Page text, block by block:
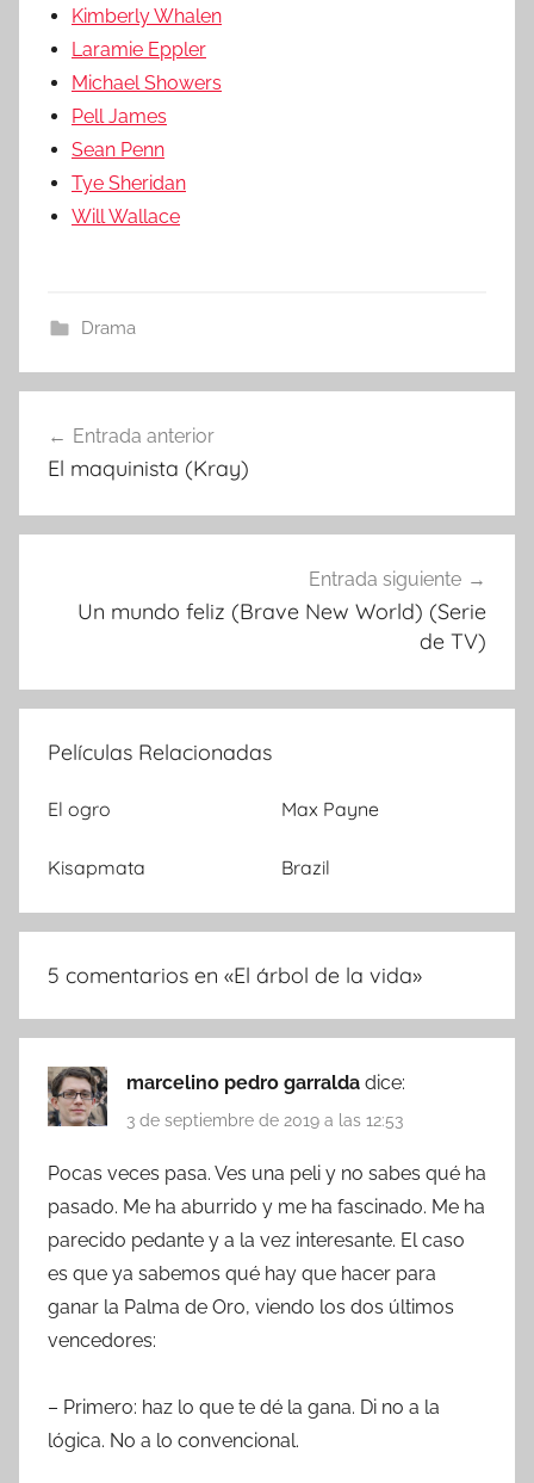
Kimberly Whalen
Laramie Eppler
Michael Showers
Pell James
Sean Penn
Tye Sheridan
Will Wallace
Drama
Navegación
de
entradas
Entrada anterior
El maquinista (Kray)
Entrada siguiente
Un mundo feliz (Brave New World) (Serie
de TV)
Películas Relacionadas
El ogro Max Payne
Kisapmata Brazil
5 comentarios en «El árbol de la vida»
marcelino pedro garralda dice:
3 de septiembre de 2019 a las 12:53
Pocas veces pasa. Ves una peli y no sabes qué ha
pasado. Me ha aburrido y me ha fascinado. Me ha
parecido pedante y a la vez interesante. El caso
es que ya sabemos qué hay que hacer para
ganar la Palma de Oro, viendo los dos últimos
vencedores:
– Primero: haz lo que te dé la gana. Di no a la
lógica. No a lo convencional.